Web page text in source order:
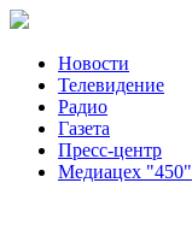
Новости
Телевидение
Радио
Газета
Пресс-центр
Медиацех "450"